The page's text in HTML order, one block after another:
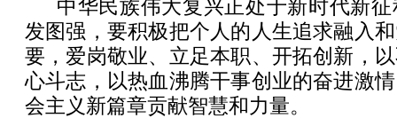
中华民族伟大复兴正处于新时代新
发图强，要积极把个人的人生追求融入
要，爱岗敬业、立足本职、开拓创新，
心斗志，以热血沸腾干事创业的奋进激
会主义新篇章贡献智慧和力量。